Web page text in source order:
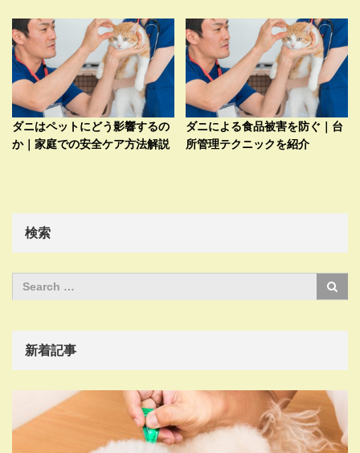
ダニはペットにどう影響するの
か｜家庭での安全ケア方法解説
ダニによる食品被害を防ぐ｜台
所管理テクニックを紹介
検索
新着記事